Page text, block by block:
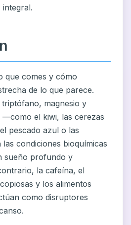
que comes y cómo
de lo que parece.
magnesio y
—como el kiwi, las cerezas
pescado azul o las
condiciones bioquímicas
sueño profundo y
la cafeína, el
y los alimentos
como disruptores